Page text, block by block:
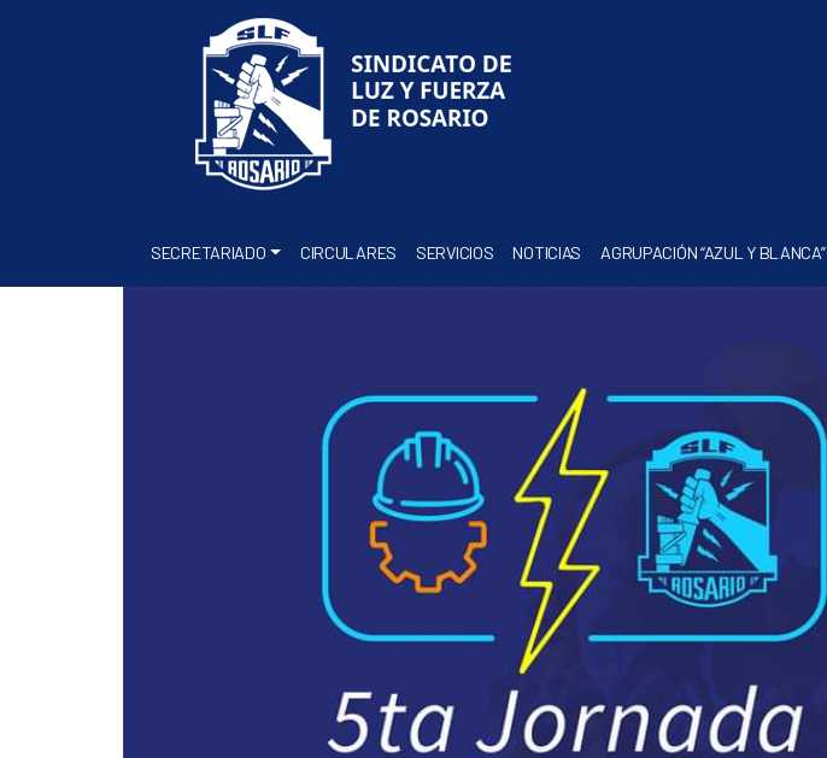
SECRETARIADO CIRCULARES SERVICIOS NOTICIAS AGRUPACIÓN “AZUL Y BLANCA”